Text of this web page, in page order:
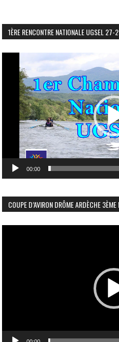
1ÈRE RENCONTRE NATIONALE UGSEL
vidéo
00:00
COUPE D’AVIRON DRÔME ARDÈCHE